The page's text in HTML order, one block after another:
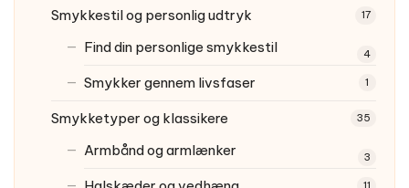
Smykkestil og personlig udtryk 17
Find din personlige smykkestil 4
Smykker gennem livsfaser 1
Smykketyper og klassikere 35
Armbånd og armlænker 3
11